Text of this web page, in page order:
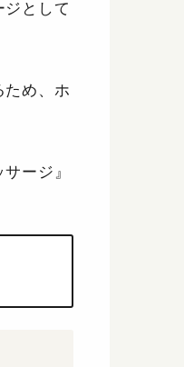
として
ため、ホ
ージ』